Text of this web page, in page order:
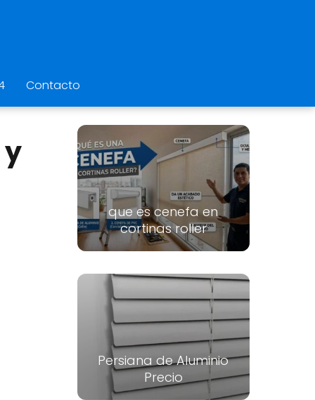
Contacto
que es cenefa en
cortinas roller
Persiana de Aluminio
Precio